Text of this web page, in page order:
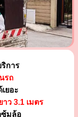
การ
รถ
ยอะ
าว 3.1 เมตร
มล้อ